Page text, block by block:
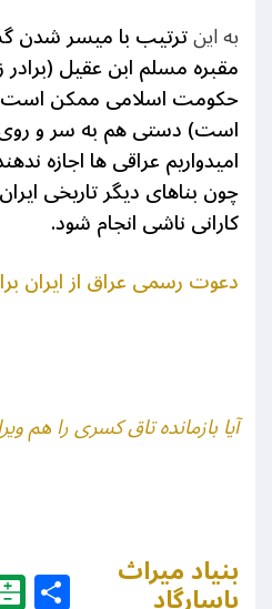
به اینترتیب با میسر شدن
مقبره مسلم ابن عقیل (برادر
حکومت اسلامی ممکن است
است) دستی هم به سر و
امیدواریم عراقی ها اجازه
چون بناهای دیگر تاریخی
کارانی ناشی انجام شود.
دعوت رسمی عراق از ایران
آیا بازمانده تاق کسری را هم
Balatarin
Share
بنیاد میراث